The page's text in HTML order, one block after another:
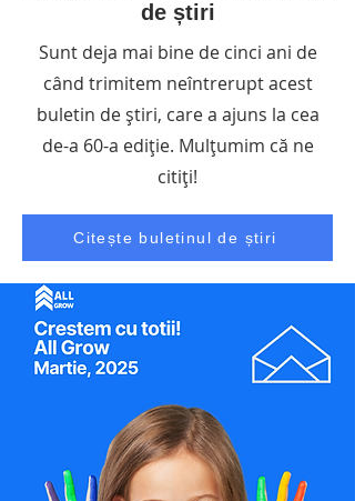
de știri
Sunt deja mai bine de cinci ani de
când trimitem neîntrerupt acest
buletin de știri, care a ajuns la cea
de-a 60-a ediție. Mulțumim că ne
citiți!
Citește buletinul de știri